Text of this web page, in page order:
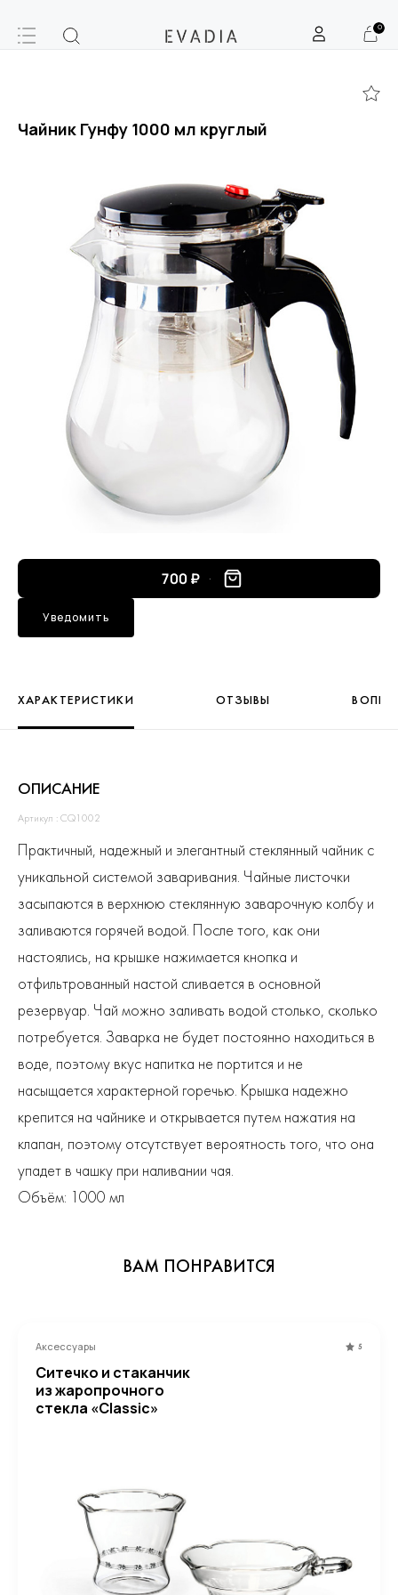
0
Чайник Гунфу 1000 мл круглый
700 ₽
Уведомить
ХАРАКТЕРИСТИКИ ОТЗЫВЫ
ОПИСАНИЕ
Артикул : CQ1002
Практичный, надежный и элегантный стеклянный чайник с
уникальной системой заваривания. Чайные листочки
засыпаются в верхнюю стеклянную заварочную колбу и
заливаются горячей водой. После того, как они
настоялись, на крышке нажимается кнопка и
отфильтрованный настой сливается в основной
резервуар. Чай можно заливать водой столько, сколько
потребуется. Заварка не будет постоянно находиться в
воде, поэтому вкус напитка не портится и не
насыщается характерной горечью. Крышка надежно
крепится на чайнике и открывается путем нажатия на
клапан, поэтому отсутствует вероятность того, что она
упадет в чашку при наливании чая.
Объём: 1000 мл
ВАМ ПОНРАВИТСЯ
Аксессуары 5
Ситечко и стаканчик
из жаропрочного
стекла «Classic»